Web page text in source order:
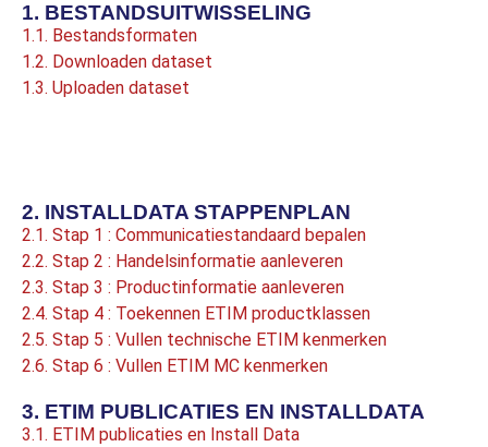
1. BESTANDSUITWISSELING
1.1. Bestandsformaten
1.2. Downloaden dataset
1.3. Uploaden dataset
2. INSTALLDATA STAPPENPLAN
2.1. Stap 1 : Communicatiestandaard bepalen
2.2. Stap 2 : Handelsinformatie aanleveren
2.3. Stap 3 : Productinformatie aanleveren
2.4. Stap 4 : Toekennen ETIM productklassen
2.5. Stap 5 : Vullen technische ETIM kenmerken
2.6. Stap 6 : Vullen ETIM MC kenmerken
3. ETIM PUBLICATIES EN INSTALLDATA
3.1. ETIM publicaties en Install Data